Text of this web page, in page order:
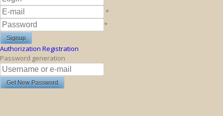
*
*
Authorization Registration
Password generation